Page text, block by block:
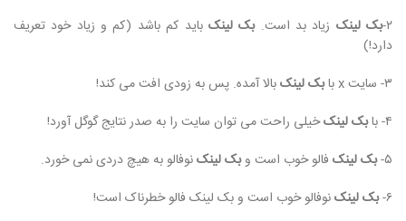
۲-بک لینک زیاد بد است.بک لینک باید کم باشد (کم و زیاد خود تعریف
دارد!)
۳- سایت x با
بک لینکبالا آمده. پس به زودی افت می کند!
۴- با
بک لینکخیلی راحت می توان سایت را به صدر نتایج گوگل آورد!
۵- بک لینک فالو خوب است وبک لینکنوفالو به هیچ دردی نمی خورد.
۶- بک لینکنوفالو خوب است و بک لینک فالو خطرناک است!